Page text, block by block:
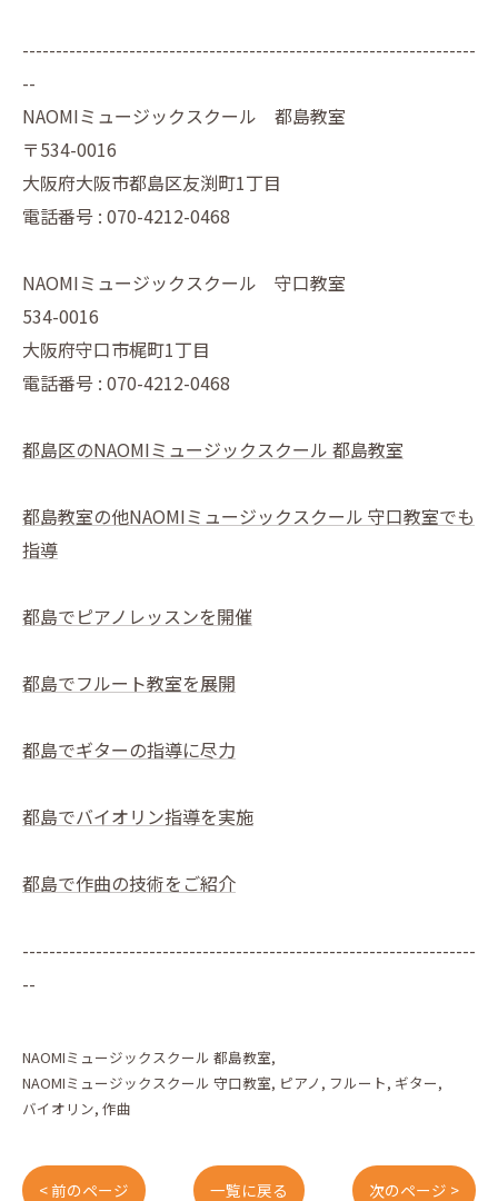
--------------------------------------------------------------------
--
NAOMIミュージックスクール 都島教室
〒534-0016
大阪府大阪市都島区友渕町1丁目
電話番号 : 070-4212-0468
NAOMIミュージックスクール 守口教室
534-0016
大阪府守口市梶町1丁目
電話番号 : 070-4212-0468
都島区のNAOMIミュージックスクール 都島教室
都島教室の他NAOMIミュージックスクール 守口教室でも
指導
都島でピアノレッスンを開催
都島でフルート教室を展開
都島でギターの指導に尽力
都島でバイオリン指導を実施
都島で作曲の技術をご紹介
--------------------------------------------------------------------
--
NAOMIミュージックスクール 都島教室
NAOMIミュージックスクール 守口教室 ピアノ フルート ギター
バイオリン 作曲
< 前のページ 一覧に戻る 次のページ >